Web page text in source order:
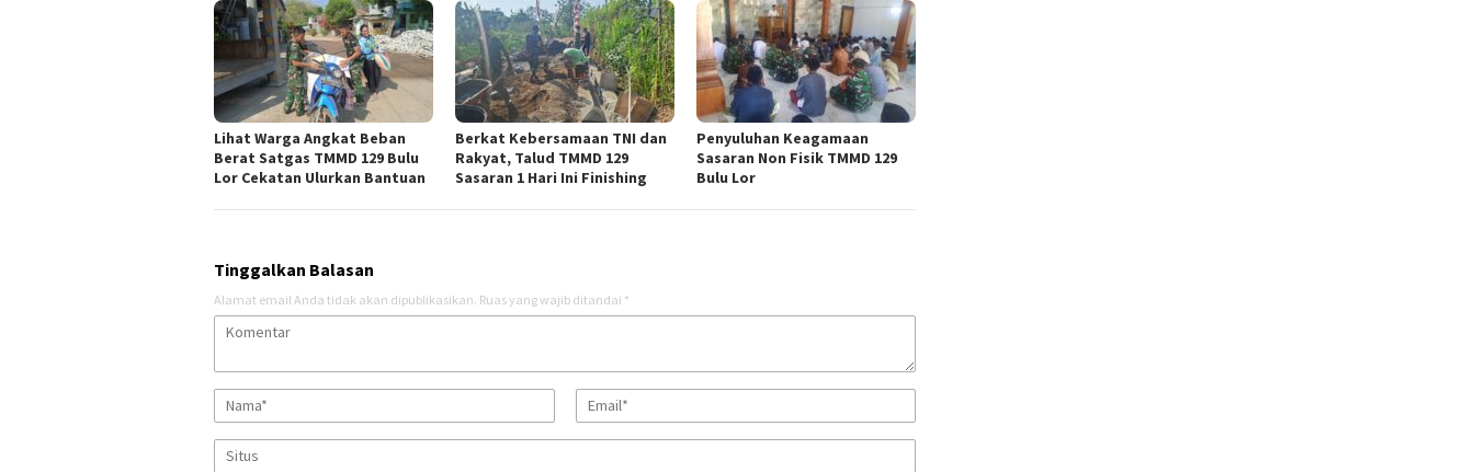
Lihat Warga Angkat Beban
Berat Satgas TMMD 129 Bulu
Lor Cekatan Ulurkan Bantuan
Berkat Kebersamaan TNI dan
Rakyat, Talud TMMD 129
Sasaran 1 Hari Ini Finishing
Penyuluhan Keagamaan
Sasaran Non Fisik TMMD 129
Bulu Lor
Tinggalkan Balasan
Alamat email Anda tidak akan dipublikasikan. Ruas yang wajib ditandai *